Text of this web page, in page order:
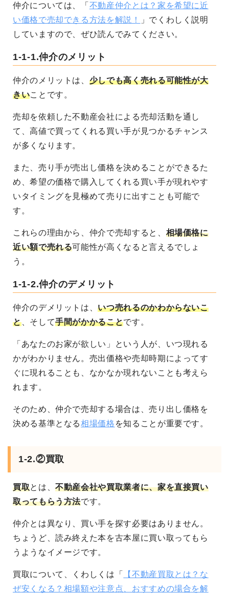
仲介については、「 不動産仲介とは？家を希望に近
い価格で売却できる方法を解説！
」でくわしく説明
していますので、ぜひ読んでみてください。
1-1-1.仲介のメリット
仲介のメリットは、 少しでも高く売れる可能性が大
きいことです。
売却を依頼した不動産会社による売却活動を通し
て、高値で買ってくれる買い手が見つかるチャンス
が多くなります。
また、売り手が売出し価格を決めることができるた
め、希望の価格で購入してくれる買い手が現れやす
いタイミングを見極めて売りに出すことも可能で
す。
これらの理由から、仲介で売却すると、 相場価格に
近い額で売れる可能性が高くなると言えるでしょ
う。
1-1-2.仲介のデメリット
仲介のデメリットは、いつ売れるのかわからないこ
と、そして手間がかかることです。
「あなたのお家が欲しい」という人が、いつ現れる
かがわかりません。売出価格や売却時期によってす
ぐに現れることも、なかなか現れないことも考えら
れます。
そのため、仲介で売却する場合は、売り出し価格を
決める基準となる相場価格 を知ることが重要です。
1-2.②買取
買取とは、不動産会社や買取業者に、家を直接買い
取ってもらう方法です。
仲介とは異なり、買い手を探す必要はありません。
ちょうど、読み終えた本を古本屋に買い取ってもら
うようなイメージです。
買取について、くわしくは「
【不動産買取とは？な
ぜ安くなる？相場額や注意点、おすすめの場合を解